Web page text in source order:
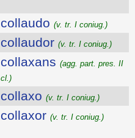
collaudo (v. tr. I coniug.)
collaudor (v. tr. I coniug.)
collaxans (agg. part. pres. II
cl.)
collaxo (v. tr. I coniug.)
collaxor (v. tr. I coniug.)